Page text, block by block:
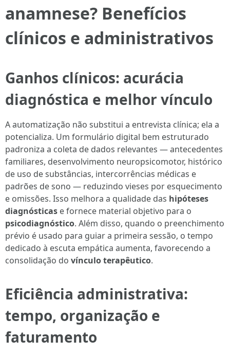
anamnese? Benefícios
clínicos e administrativos
Ganhos clínicos: acurácia
diagnóstica e melhor vínculo
A automatização não substitui a entrevista clínica; ela a
potencializa. Um formulário digital bem estruturado
padroniza a coleta de dados relevantes — antecedentes
familiares, desenvolvimento neuropsicomotor, histórico
de uso de substâncias, intercorrências médicas e
padrões de sono — reduzindo vieses por esquecimento
e omissões. Isso melhora a qualidade das hipóteses
diagnósticas e fornece material objetivo para o
psicodiagnóstico. Além disso, quando o preenchimento
prévio é usado para guiar a primeira sessão, o tempo
dedicado à escuta empática aumenta, favorecendo a
consolidação do vínculo terapêutico.
Eficiência administrativa:
tempo, organização e
faturamento